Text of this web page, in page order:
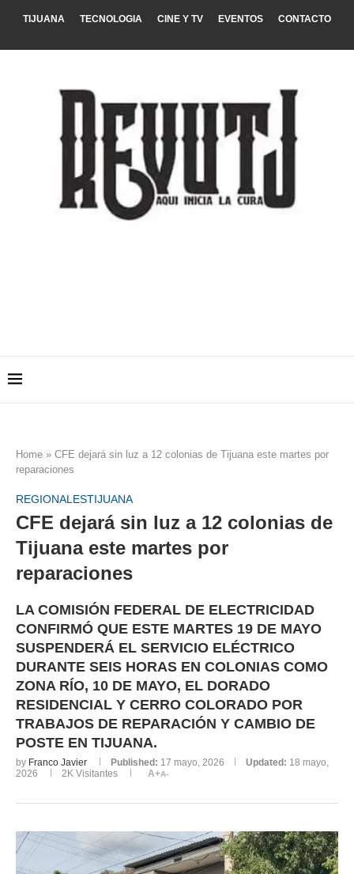
TIJUANA TECNOLOGIA CINE Y TV EVENTOS CONTACTO
Home » CFE dejará sin luz a 12 colonias de Tijuana este martes por
reparaciones
REGIONALESTIJUANA
CFE dejará sin luz a 12 colonias de
Tijuana este martes por
reparaciones
LA COMISIÓN FEDERAL DE ELECTRICIDAD
CONFIRMÓ QUE ESTE MARTES 19 DE MAYO
SUSPENDERÁ EL SERVICIO ELÉCTRICO
DURANTE SEIS HORAS EN COLONIAS COMO
ZONA RÍO, 10 DE MAYO, EL DORADO
RESIDENCIAL Y CERRO COLORADO POR
TRABAJOS DE REPARACIÓN Y CAMBIO DE
POSTE EN TIJUANA.
by Franco Javier Published: 17 mayo, 2026 Updated: 18 mayo,
2026
2K Visitantes A+A-